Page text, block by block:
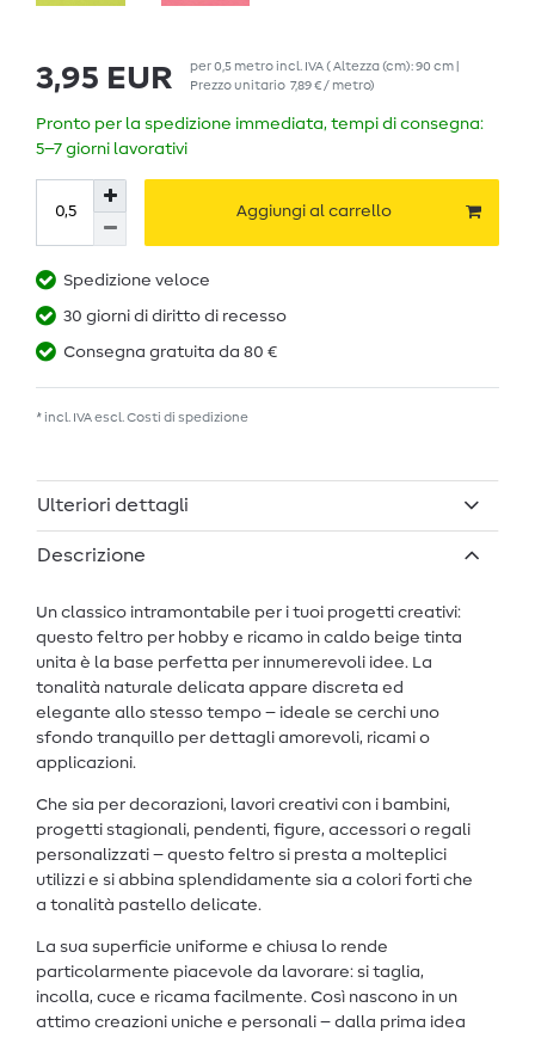
3,95 EUR per0,5 metroincl. IVA( Altezza (cm): 90 cm |
Prezzo unitario 7,89 € / metro)
Pronto per la spedizione immediata, tempi di consegna:
5–7 giorni lavorativi
Aggiungi al carrello
Spedizione veloce
30 giorni di diritto di recesso
Consegna gratuita da 80 €
* incl. IVA escl. Costi di spedizione
Ulteriori dettagli
Descrizione
Un classico intramontabile per i tuoi progetti creativi:
questo feltro per hobby e ricamo in caldo beige tinta
unita è la base perfetta per innumerevoli idee. La
tonalità naturale delicata appare discreta ed
elegante allo stesso tempo – ideale se cerchi uno
sfondo tranquillo per dettagli amorevoli, ricami o
applicazioni.
Che sia per decorazioni, lavori creativi con i bambini,
progetti stagionali, pendenti, figure, accessori o regali
personalizzati – questo feltro si presta a molteplici
utilizzi e si abbina splendidamente sia a colori forti che
a tonalità pastello delicate.
La sua superficie uniforme e chiusa lo rende
particolarmente piacevole da lavorare: si taglia,
incolla, cuce e ricama facilmente. Così nascono in un
attimo creazioni uniche e personali – dalla prima idea